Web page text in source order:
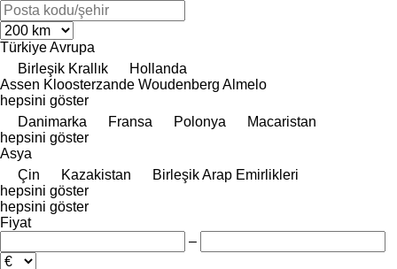
TürkiyeAvrupa
Birleşik Krallık
Hollanda
Assen Kloosterzande Woudenberg Almelo
hepsini göster
Danimarka
Fransa Polonya
Macaristan
hepsini göster
Asya
Çin
Kazakistan
Birleşik Arap Emirlikleri
hepsini göster
hepsini göster
Fiyat
–